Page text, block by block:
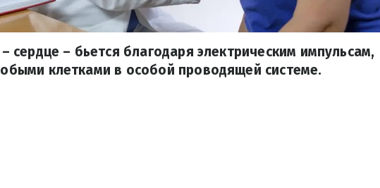
сердце – бьется благодаря электрическим импульсам,
клетками в особой проводящей системе.